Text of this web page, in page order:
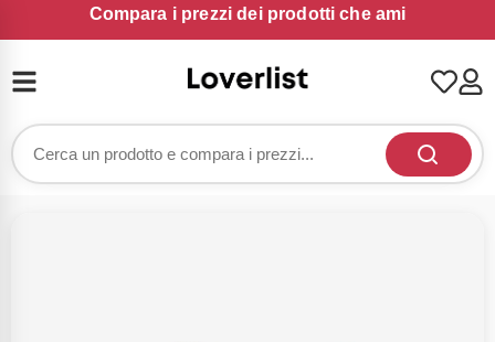
Compara i prezzi dei prodotti che ami